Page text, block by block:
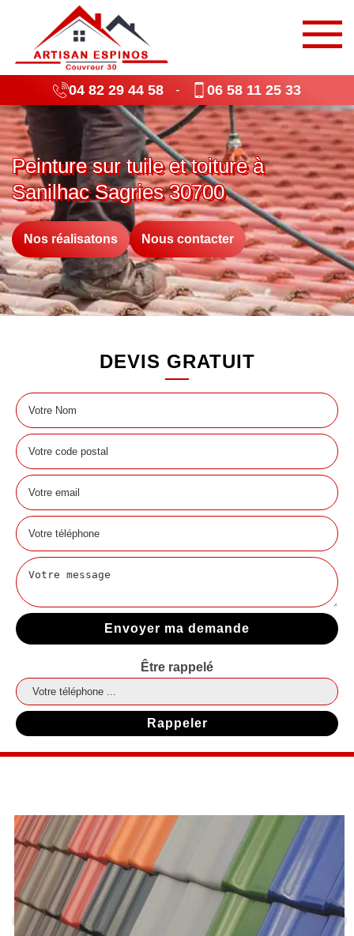
04 82 29 44 58 - 06 58 11 25 33
Peinture sur tuile et toiture à
Sanilhac Sagries 30700
Nos réalisatons Nous contacter
DEVIS GRATUIT
Être rappelé